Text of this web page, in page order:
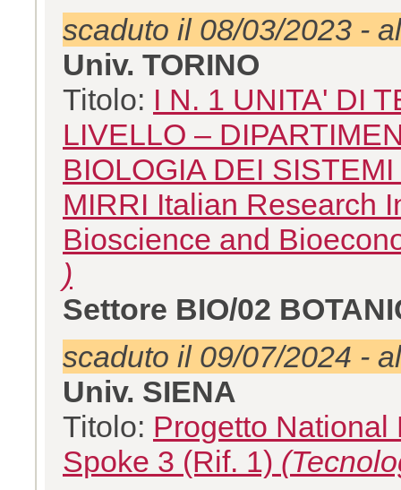
scaduto il 08/03/2023 -
Univ. TORINO
Titolo: I N. 1 UNITA' DI
LIVELLO –
BIOLOGIA DEI
MIRRI Italian Research
Bioscience and
)
Settore BIO/02
scaduto il 09/07/2024 -
Univ. SIENA
Titolo: Progetto
Spoke 3 (Rif. 1)